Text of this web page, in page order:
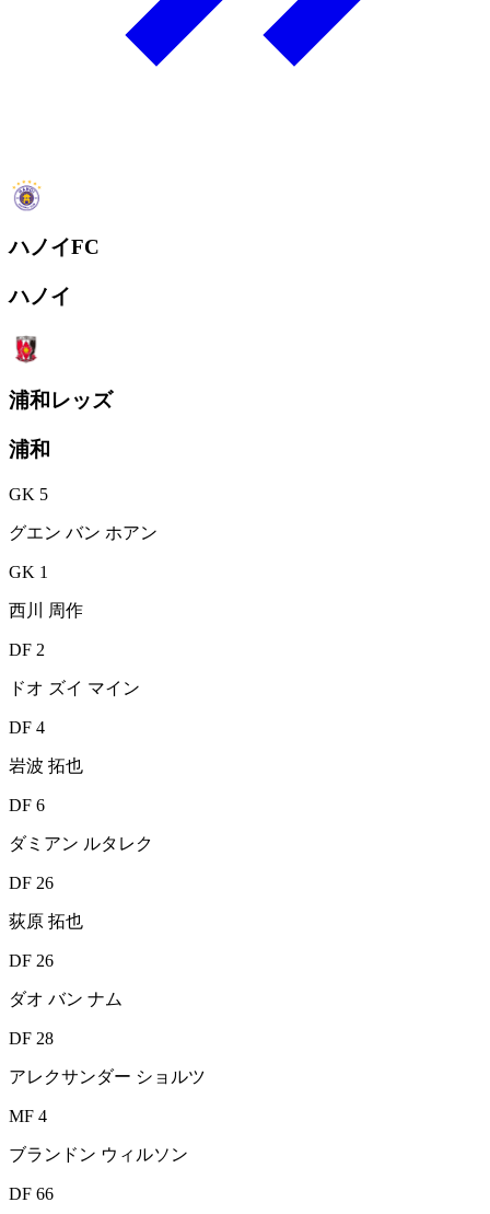
ハノイFC
ハノイ
浦和レッズ
浦和
GK 5
グエン バン ホアン
GK 1
西川 周作
DF 2
ドオ ズイ マイン
DF 4
岩波 拓也
DF 6
ダミアン ルタレク
DF 26
荻原 拓也
DF 26
ダオ バン ナム
DF 28
アレクサンダー ショルツ
MF 4
ブランドン ウィルソン
DF 66